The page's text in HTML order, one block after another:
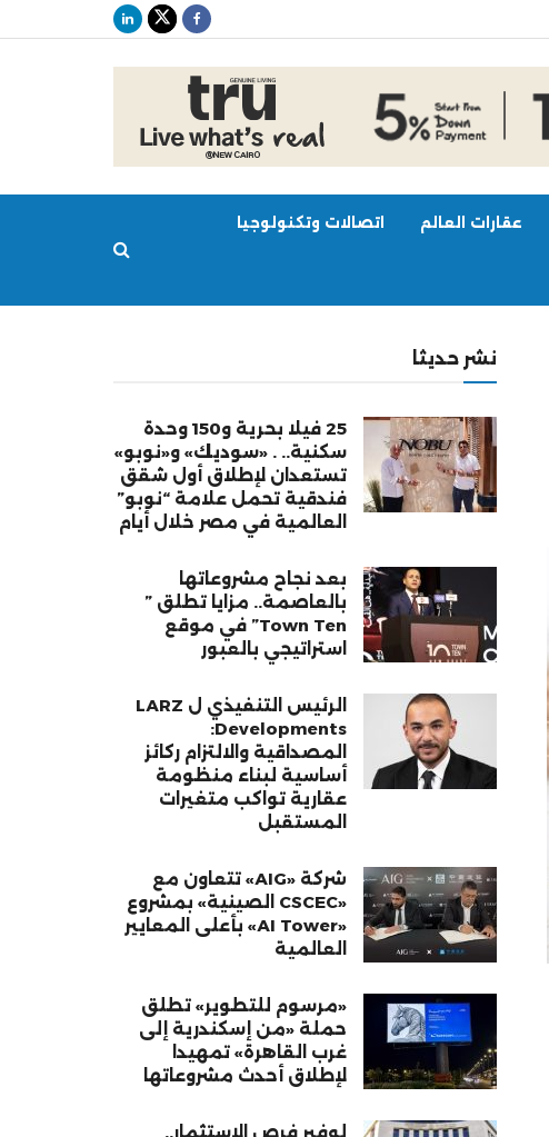
عقارات العالم اتصالات وتكنولوجيا
نشر حديثا
25 فيلا بحرية و150 وحدة
سكنية.. . «سوديك» و«نوبو»
تستعدان لإطلاق أول شقق
فندقية تحمل علامة “نوبو”
العالمية في مصر خلال أيام
بعد نجاح مشروعاتها
بالعاصمة.. مزايا تطلق ”
Town Ten” في موقع
استراتيجي بالعبور
الرئيس التنفيذي ل LARZ
Developments:
المصداقية والالتزام ركائز
أساسية لبناء منظومة
عقارية تواكب متغيرات
المستقبل
شركة «AIG» تتعاون مع
«CSCEC الصينية» بمشروع
«AI Tower» بأعلى المعايير
العالمية
«مرسوم للتطوير» تطلق
حملة «من إسكندرية إلى
غرب القاهرة» تمهيدا
لإطلاق أحدث مشروعاتها
لوفير فرص الاستثمار..